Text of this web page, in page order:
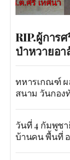
RIP.ผู้การ
ป่าหวายอา
ทหารเกณฑ์ ผ
สนาม วันกอง
วันที่ 4 กัมพูชา
บ้านคน พื้นที่